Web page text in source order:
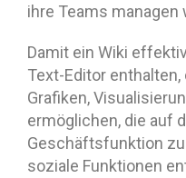
ihre Teams managen
Damit ein Wiki
Text-Editor
Grafiken,
ermöglichen, die auf
Geschäftsfunktion
soziale Funktionen